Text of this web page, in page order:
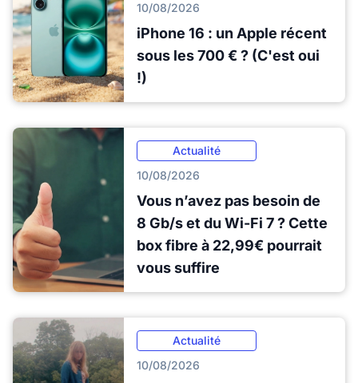
10/08/2026
iPhone 16 : un Apple récent
sous les 700 € ? (C'est oui
!)
Actualité
10/08/2026
Vous n’avez pas besoin de
8 Gb/s et du Wi-Fi 7 ? Cette
box fibre à 22,99€ pourrait
vous suffire
Actualité
10/08/2026